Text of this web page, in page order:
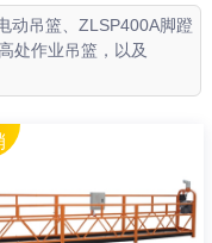
动吊篮、ZLSP400A脚蹬
处作业吊篮，以及